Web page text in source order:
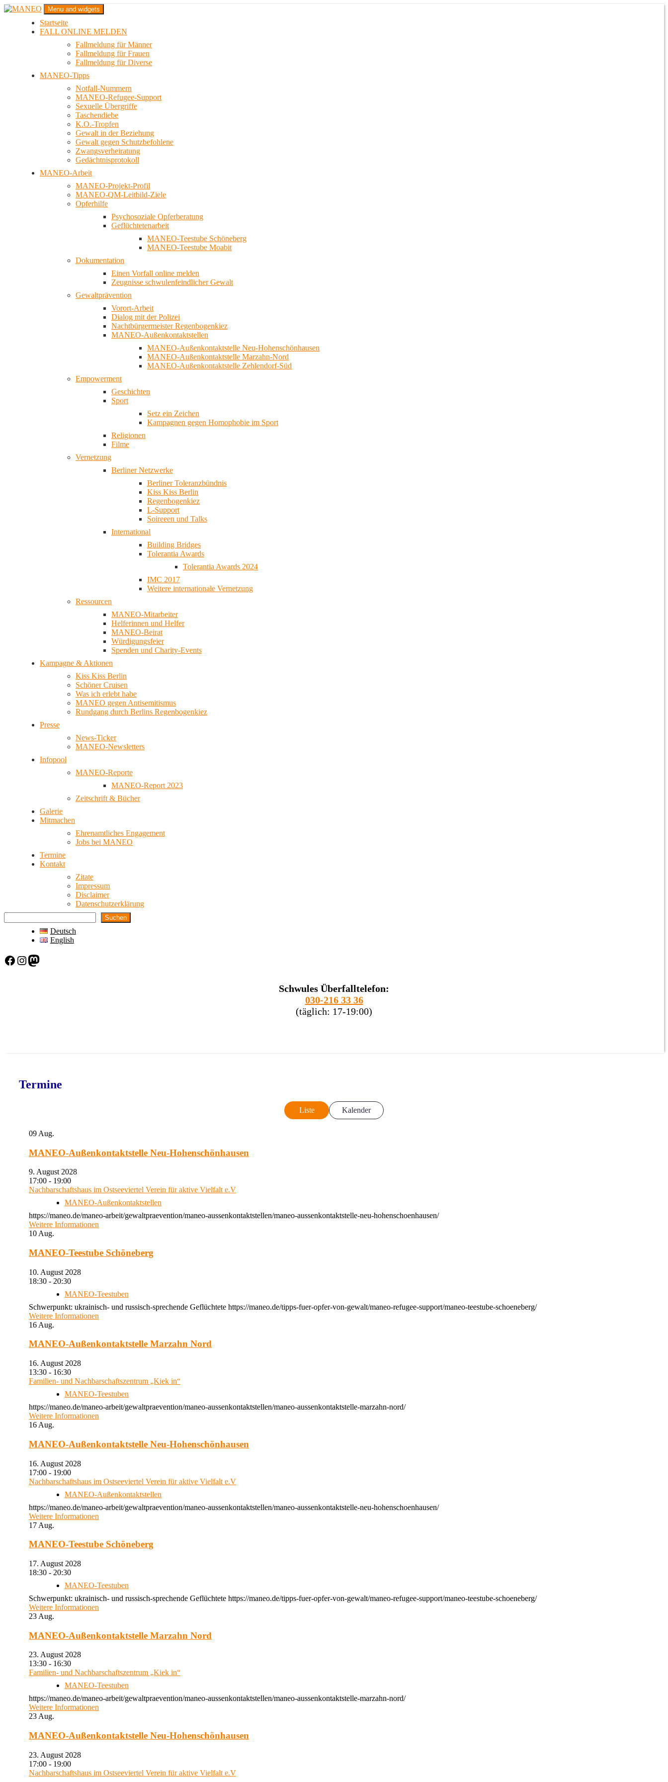
Zum
MANEO
Das schwule Anti-Gewalt-Projekt in Berlin
Menu and widgets
Startseite
FALL ONLINE MELDEN
Fallmeldung für Männer
Fallmeldung für Frauen
Fallmeldung für Diverse
MANEO-Tipps
Notfall-Nummern
MANEO-Refugee-Support
Sexuelle Übergriffe
Taschendiebe
K.O.-Tropfen
Gewalt in der Beziehung
Gewalt gegen Schutzbefohlene
Zwangsverheiratung
Gedächtnisprotokoll
MANEO-Arbeit
MANEO-Projekt-Profil
MANEO-QM-Leitbild-Ziele
Opferhilfe
Psychosoziale Opferberatung
Geflüchtetenarbeit
MANEO-Teestube Schöneberg
MANEO-Teestube Moabit
Dokumentation
Einen Vorfall online melden
Zeugnisse schwulenfeindlicher Gewalt
Gewaltprävention
Vorort-Arbeit
Dialog mit der Polizei
Nachtbürgermeister Regenbogenkiez
MANEO-Außenkontaktstellen
MANEO-Außenkontaktstelle Neu-Hohenschönhausen
MANEO-Außenkontaktstelle Marzahn-Nord
MANEO-Außenkontaktstelle Zehlendorf-Süd
Empowerment
Geschichten
Sport
Setz ein Zeichen
Kampagnen gegen Homophobie im Sport
Religionen
Filme
Vernetzung
Berliner Netzwerke
Berliner Toleranzbündnis
Kiss Kiss Berlin
Regenbogenkiez
L-Support
Soireeen und Talks
International
Building Bridges
Tolerantia Awards
Tolerantia Awards 2024
IMC 2017
Weitere internationale Vernetzung
Ressourcen
MANEO-Mitarbeiter
Helferinnen und Helfer
MANEO-Beirat
Würdigungsfeier
Spenden und Charity-Events
Kampagne & Aktionen
Kiss Kiss Berlin
Schöner Cruisen
Was ich erlebt habe
MANEO gegen Antisemitismus
Rundgang durch Berlins Regenbogenkiez
Presse
News-Ticker
MANEO-Newsletters
Infopool
MANEO-Reporte
MANEO-Report 2023
Zeitschrift & Bücher
Galerie
Mitmachen
Ehrenamtliches Engagement
Jobs bei MANEO
Termine
Kontakt
Zitate
Impressum
Disclaimer
Datenschutzerklärung
Suchen
Deutsch
English
Facebook Instagram Mastodon
Schwules Überfalltelefon:
030-216 33 36
(täglich: 17-19:00)
Termine
Liste Kalender
09 Aug.
MANEO-Außenkontaktstelle Neu-Hohenschönhausen
9. August 2028
17:00 - 19:00
Nachbarschaftshaus im Ostseeviertel Verein für aktive Vielfalt e.V
MANEO-Außenkontaktstellen
https://maneo.de/maneo-arbeit/gewaltpraevention/maneo-aussenkontaktstellen/maneo-aussenkontaktstelle-neu-hohenschoenhausen/
Weitere Informationen
10 Aug.
MANEO-Teestube Schöneberg
10. August 2028
18:30 - 20:30
MANEO-Teestuben
Schwerpunkt: ukrainisch- und russisch-sprechende Geflüchtete https://maneo.de/tipps-fuer-opfer-von-gewalt/maneo-refugee-support/maneo-teestube-schoeneberg/
Weitere Informationen
16 Aug.
MANEO-Außenkontaktstelle Marzahn Nord
16. August 2028
13:30 - 16:30
Familien- und Nachbarschaftszentrum „Kiek in“
MANEO-Teestuben
https://maneo.de/maneo-arbeit/gewaltpraevention/maneo-aussenkontaktstellen/maneo-aussenkontaktstelle-marzahn-nord/
Weitere Informationen
16 Aug.
MANEO-Außenkontaktstelle Neu-Hohenschönhausen
16. August 2028
17:00 - 19:00
Nachbarschaftshaus im Ostseeviertel Verein für aktive Vielfalt e.V
MANEO-Außenkontaktstellen
https://maneo.de/maneo-arbeit/gewaltpraevention/maneo-aussenkontaktstellen/maneo-aussenkontaktstelle-neu-hohenschoenhausen/
Weitere Informationen
17 Aug.
MANEO-Teestube Schöneberg
17. August 2028
18:30 - 20:30
MANEO-Teestuben
Schwerpunkt: ukrainisch- und russisch-sprechende Geflüchtete https://maneo.de/tipps-fuer-opfer-von-gewalt/maneo-refugee-support/maneo-teestube-schoeneberg/
Weitere Informationen
23 Aug.
MANEO-Außenkontaktstelle Marzahn Nord
23. August 2028
13:30 - 16:30
Familien- und Nachbarschaftszentrum „Kiek in“
MANEO-Teestuben
https://maneo.de/maneo-arbeit/gewaltpraevention/maneo-aussenkontaktstellen/maneo-aussenkontaktstelle-marzahn-nord/
Weitere Informationen
23Aug.
MANEO-Außenkontaktstelle Neu-Hohenschönhausen
23. August 2028
17:00 - 19:00
Nachbarschaftshaus im Ostseeviertel Verein für aktive Vielfalt e.V